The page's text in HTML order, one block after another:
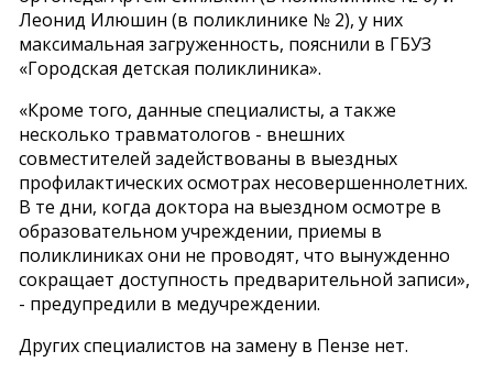
Леонид Илюшин (в поликлинике № 2), у них
максимальная загруженность, пояснили в ГБУЗ
«Городская детская поликлиника».
«Кроме того, данные специалисты, а также
несколько травматологов - внешних
совместителей задействованы в выездных
профилактических осмотрах несовершеннолетних.
В те дни, когда доктора на выездном осмотре в
образовательном учреждении, приемы в
поликлиниках они не проводят, что вынужденно
сокращает доступность предварительной записи»,
- предупредили в медучреждении.
Других специалистов на замену в Пензе нет.